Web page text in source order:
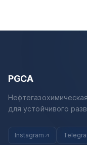
PGCA
для устойчивого
Instagram